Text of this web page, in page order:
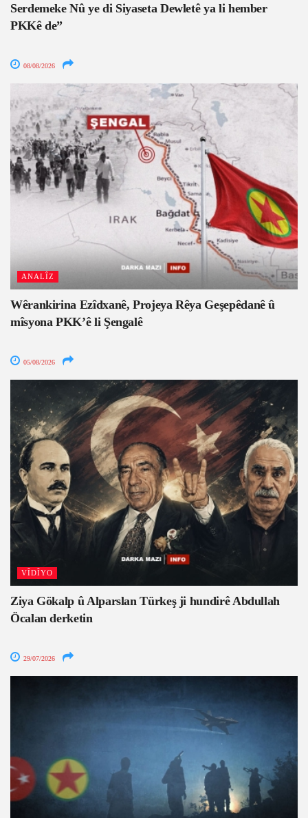
Serdemeke Nû ye di Siyaseta Dewletê ya li hember
PKKê de”
08/08/2026
ANALÎZ
Wêrankirina Ezîdxanê, Projeya Rêya Geşepêdanê û
mîsyona PKK’ê li Şengalê
05/08/2026
VÎDÎYO
Ziya Gökalp û Alparslan Türkeş ji hundirê Abdullah
Öcalan derketin
29/07/2026